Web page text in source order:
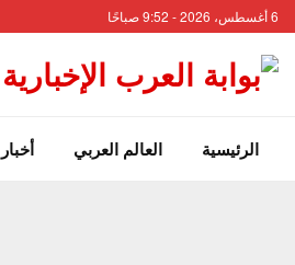
6 أغسطس، 2026 - 9:52 صباحًا
الرئيسية العالم العربي